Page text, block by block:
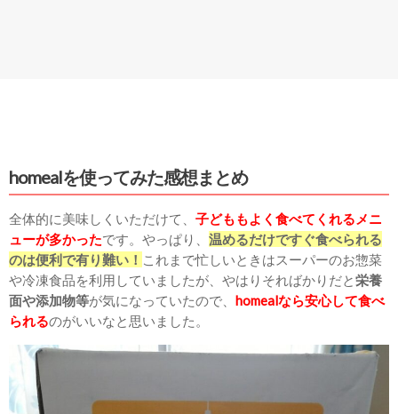
homealを使ってみた感想まとめ
全体的に美味しくいただけて、 子どももよく食べてくれるメニ
ューが多かったです。やっぱり、 温めるだけですぐ食べられる
のは便利で有り難い！ これまで忙しいときはスーパーのお惣菜
や冷凍食品を利用していましたが、やはりそればかりだと栄養
面や添加物等が気になっていたので、 homealなら安心して食べ
られるのがいいなと思いました。